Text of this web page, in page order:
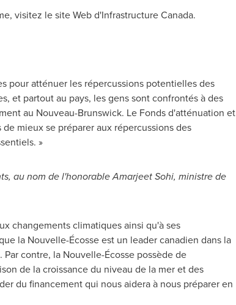
visitez le site Web d'Infrastructure Canada.
pour atténuer les répercussions potentielles des
et partout au pays, les gens sont confrontés à des
au Nouveau-Brunswick. Le Fonds d'atténuation et
mieux se préparer aux répercussions des
»
au nom de l'honorableAmarjeet Sohi, ministre de
changements climatiques ainsi qu'à ses
la Nouvelle-Écosse est un leader canadien dans la
contre, la Nouvelle-Écosse possède de
de la croissance du niveau de la mer et des
du financement qui nous aidera à nous préparer en